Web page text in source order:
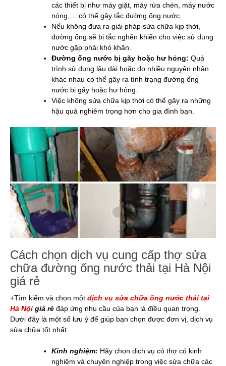
các thiết bị như máy giặt, máy rửa chén, máy nước
nóng,… có thể gây tắc đường ống nước.
Nếu không đưa ra giải pháp sửa chữa kịp thời,
đường ống sẽ bị tắc nghẽn khiến cho việc sử dụng
nước gặp phải khó khăn.
Đường ống nước bị gãy hoặc hư hỏng: Quá
trình sử dụng lâu dài hoặc do nhiều nguyên nhân
khác nhau có thể gây ra tình trạng đường ống
nước bị gãy hoặc hư hỏng.
Việc không sửa chữa kịp thời có thể gây ra những
hậu quả nghiêm trọng hơn cho gia đình bạn.
Cách chọn dịch vụ cung cấp thợ sửa
chữa đường ống nước thải tại Hà Nội
giá rẻ
+Tìm kiếm và chọn một dịch vụ sửa chữa ống nước thải tại
Hà Nội giá rẻ đáp ứng nhu cầu của bạn là điều quan trọng.
Dưới đây là một số lưu ý để giúp bạn chọn được đơn vị, dịch vụ
sửa chữa tốt nhất:
Kinh nghiệm: Hãy chọn dịch vụ có thợ có kinh
nghiệm và chuyên nghiệp trong việc sửa chữa các